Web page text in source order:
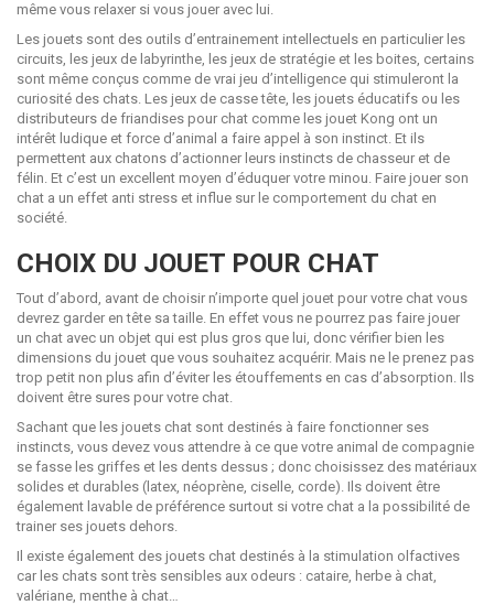
même vous relaxer si vous jouer avec lui.
Les jouets sont des outils d’entrainement intellectuels en particulier les
circuits, les jeux de labyrinthe, les jeux de stratégie et les boites, certains
sont même conçus comme de vrai jeu d’intelligence qui stimuleront la
curiosité des chats. Les jeux de casse tête, les jouets éducatifs ou les
distributeurs de friandises pour chat comme les jouet Kong ont un
intérêt ludique et force d’animal a faire appel à son instinct. Et ils
permettent aux chatons d’actionner leurs instincts de chasseur et de
félin. Et c’est un excellent moyen d’éduquer votre minou. Faire jouer son
chat a un effet anti stress et influe sur le comportement du chat en
société.
CHOIX DU JOUET POUR CHAT
Tout d’abord, avant de choisir n’importe quel jouet pour votre chat vous
devrez garder en tête sa taille. En effet vous ne pourrez pas faire jouer
un chat avec un objet qui est plus gros que lui, donc vérifier bien les
dimensions du jouet que vous souhaitez acquérir. Mais ne le prenez pas
trop petit non plus afin d’éviter les étouffements en cas d’absorption. Ils
doivent être sures pour votre chat.
Sachant que les jouets chat sont destinés à faire fonctionner ses
instincts, vous devez vous attendre à ce que votre animal de compagnie
se fasse les griffes et les dents dessus ; donc choisissez des matériaux
solides et durables (latex, néoprène, ciselle, corde). Ils doivent être
également lavable de préférence surtout si votre chat a la possibilité de
trainer ses jouets dehors.
Il existe également des jouets chat destinés à la stimulation olfactives
car les chats sont très sensibles aux odeurs : cataire, herbe à chat,
valériane, menthe à chat…